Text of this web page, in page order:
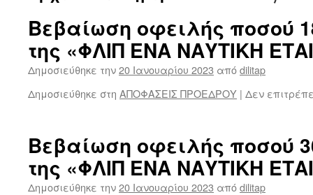
Βεβαίωση οφειλής ποσού
της «ΦΛΙΠ ΕΝΑ ΝΑΥΤΙΚΗ
Δημοσιεύθηκε την20 Ιανουαρίου 2023 απόdilitap
Δημοσιεύθηκε στη ΑΠΟΦΑΣΕΙΣ ΠΡΟΕΔΡΟΥ | Δεν
Βεβαίωση οφειλής ποσού
της «ΦΛΙΠ ΕΝΑ ΝΑΥΤΙΚΗ
Δημοσιεύθηκε την20 Ιανουαρίου 2023 απόdilitap